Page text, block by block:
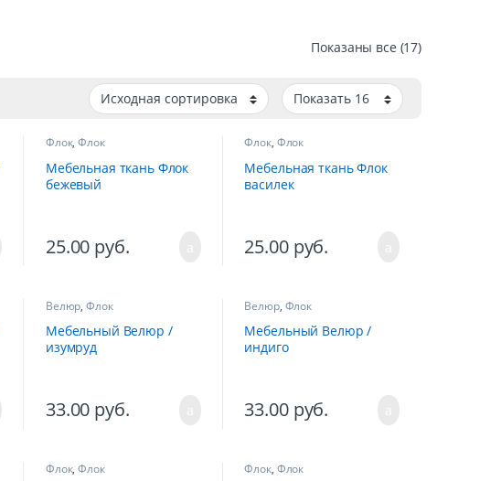
Показаны все (17)
Флок,Флок
Мебельная ткань Флок
бежевый
25.00 руб.
Флок, Флок
Мебельная ткань Флок
василек
25.00 руб.
Велюр,Флок
Мебельный Велюр /
изумруд
33.00 руб.
Велюр, Флок
Мебельный Велюр /
индиго
33.00 руб.
Флок,Флок Флок, Флок